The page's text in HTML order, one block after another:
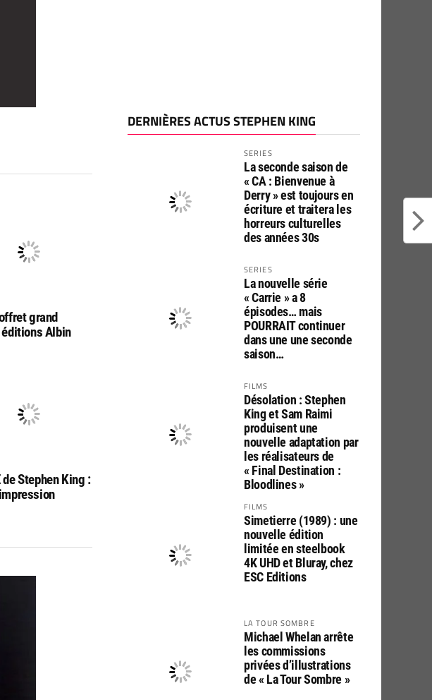
grand
Albin
de Stephen King :
DERNIÈRES ACTUS STEPHEN KING
SERIES
La seconde saison de
« CA : Bienvenue à
Derry » est toujours en
écriture et traitera les
horreurs culturelles
des années 30s
SERIES
La nouvelle série
« Carrie » a 8
épisodes… mais
POURRAIT continuer
dans une une seconde
saison…
FILMS
Désolation : Stephen
King et Sam Raimi
produisent une
nouvelle adaptation par
les réalisateurs de
« Final Destination :
Bloodlines »
FILMS
Simetierre (1989) : une
nouvelle édition
limitée en steelbook
4K UHD et Bluray, chez
ESC Editions
LA TOUR SOMBRE
Michael Whelan arrête
les commissions
privées d’illustrations
de « La Tour Sombre »